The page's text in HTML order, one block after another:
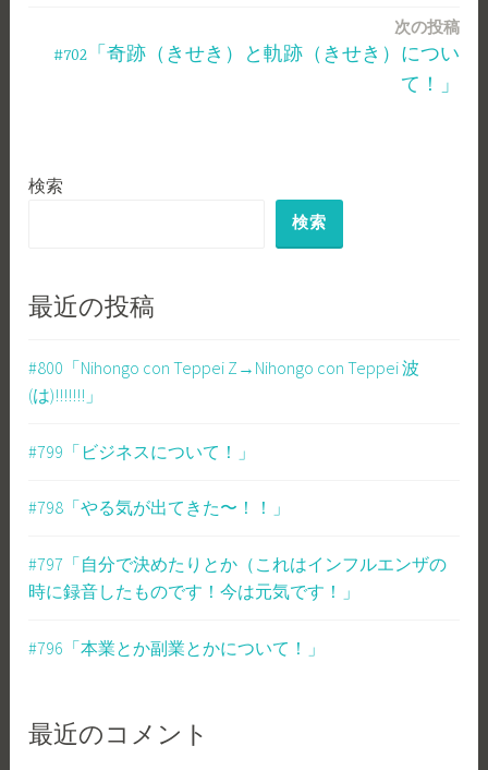
次の投稿
#702「奇跡（きせき）と軌跡（きせき）につい
て！」
検索
検索
最近の投稿
#800「Nihongo con Teppei Z→Nihongo con Teppei 波
(は)!!!!!!!」
#799「ビジネスについて！」
#798「やる気が出てきた〜！！」
#797「自分で決めたりとか（これはインフルエンザの
時に録音したものです！今は元気です！」
#796「本業とか副業とかについて！」
最近のコメント